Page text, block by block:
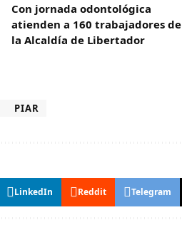
Con jornada odontológica
atienden a 160 trabajadores de
la Alcaldía de Libertador
PIAR
LinkedIn Reddit Telegram